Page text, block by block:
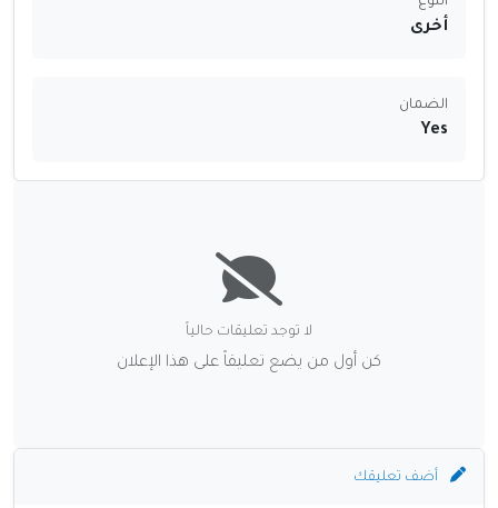
أخرى
الضمان
Yes
لا توجد تعليقات حالياً
كن أول من يضع تعليقاً على هذا الإعلان
أضف تعليقك